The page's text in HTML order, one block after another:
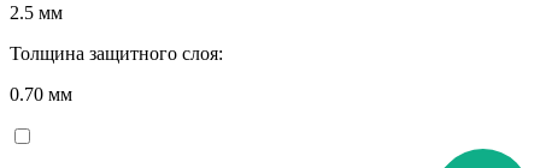
2.5 мм
Толщина защитного слоя:
0.70 мм